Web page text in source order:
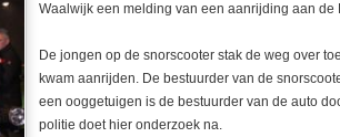
Waalwijk een melding van een aanrijding aan de
De jongen op de snorscooter stak de weg over
kwam aanrijden. De bestuurder van de
een ooggetuigen is de bestuurder van de auto
politie doet hier onderzoek na.